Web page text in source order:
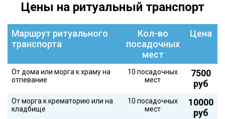
Цены на ритуальный транспорт
Маршрут ритуального
транспорта
Кол-во
посадочных
мест
Цена
От дома или морга к храму на
отпевание
10 посадочных
мест
7500
руб
От морга к крематорию или на
кладбище
10 посадочных
мест
10000
руб